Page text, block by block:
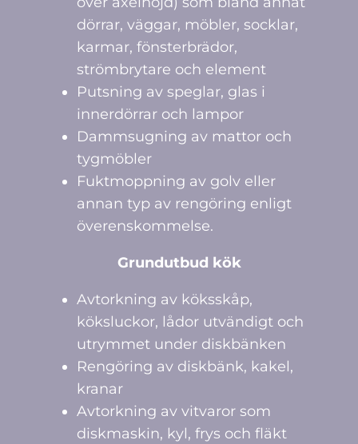
dörrar, väggar, möbler, socklar,
karmar, fönsterbrädor,
strömbrytare och element
Putsning av speglar, glas i
innerdörrar och lampor
Dammsugning av mattor och
tygmöbler
Fuktmoppning av golv eller
annan typ av rengöring enligt
överenskommelse.
Grundutbud kök
Avtorkning av köksskåp,
köksluckor, lådor utvändigt och
utrymmet under diskbänken
Rengöring av diskbänk, kakel,
kranar
Avtorkning av vitvaror som
diskmaskin, kyl, frys och fläkt